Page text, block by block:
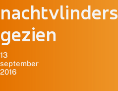
nachtvlinders
gezien
13
september
2016